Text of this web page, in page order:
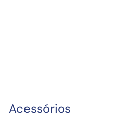
Acessórios